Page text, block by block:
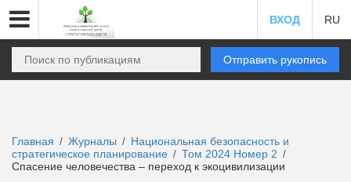
ВХОД RU
Отправить рукопись
Главная / Журналы / Национальная безопасность и
стратегическое планирование / Том 2024 Номер 2 /
Спасение человечества – переход к экоцивилизации